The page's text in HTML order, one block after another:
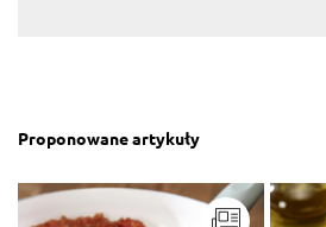
Proponowane artykuły